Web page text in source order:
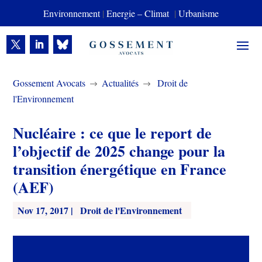
Environnement| Energie – Climat | Urbanisme
Gossement Avocats $ Actualités $
Droit de
l'Environnement
Nucléaire : ce que le report de
l’objectif de 2025 change pour la
transition énergétique en France
(AEF)
Nov 17, 2017 | Droit de l'Environnement